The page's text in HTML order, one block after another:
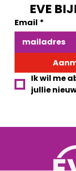
Email *
Ik wil me
jullie